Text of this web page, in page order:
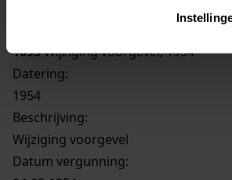
1095Wijziging voorgevel, 1954
Datering:
1954
Beschrijving:
Wijziging voorgevel
Datum vergunning: